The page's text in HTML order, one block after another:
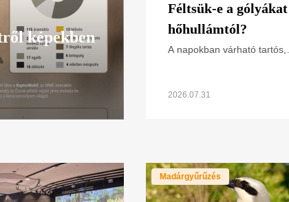
képekben
Féltsük-e a gólyákat
hőhullámtól?
A napokban várható tartós,
Hogyan hat ez a madarakra,
2026.07.31
Madárgyűrűzés